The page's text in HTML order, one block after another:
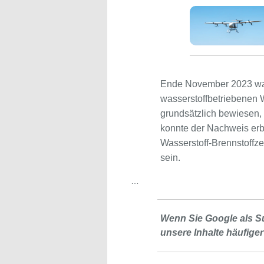
Ende November 2023
wasserstoffbetriebenen
grundsätzlich
konnte der Nachweis
Wasserstoff-
sein.
Wenn Sie Google als
unsere Inhalte